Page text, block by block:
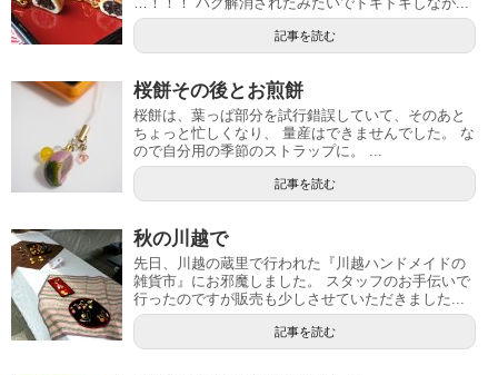
記事を読む
桜餅その後とお煎餅
桜餅は、葉っぱ部分を試行錯誤していて、そのあと
ちょっと忙しくなり、 量産はできませんでした。 な
ので自分用の季節のストラップに。 ...
記事を読む
秋の川越で
先日、川越の蔵里で行われた『川越ハンドメイドの
雑貨市』にお邪魔しました。 スタッフのお手伝いで
行ったのですが販売も少しさせていただきました...
記事を読む